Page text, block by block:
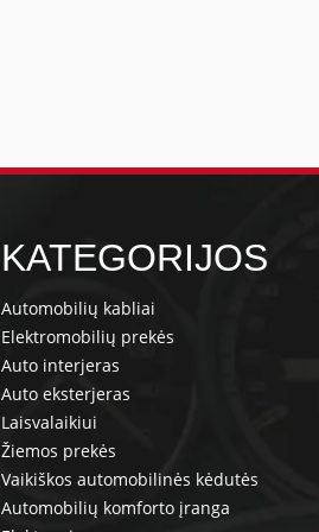
KATEGORIJOS
Automobilių kabliai
Elektromobilių prekės
Auto interjeras
Auto eksterjeras
Laisvalaikiui
Žiemos prekės
Vaikiškos automobilinės kėdutės
Automobilių komforto įranga